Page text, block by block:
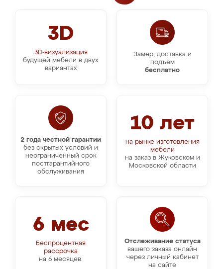
3D
3D-визуализация
будущей мебели в двух
вариантах
Замер, доставка и
подъём
бесплатно
10 лет
на рынке изготовления
мебели
на заказ в Жуковском и
Московской области
2 года честной гарантии
без скрытых условий и
неограниченный срок
постгарантийного
обслуживания
Отслеживание статуса
вашего заказа онлайн
через личный кабинет
на сайте
6 мес
Беспроцентная
рассрочка
на 6 месяцев.